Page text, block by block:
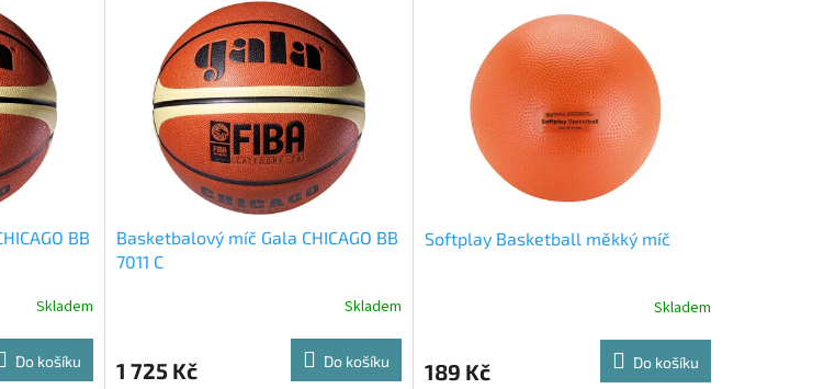
BB
Skladem
Do košíku
Basketbalový míč Gala CHICAGO BB
7011 C
Skladem
1 725 Kč Do košíku
Softplay Basketball měkký míč
Skladem
189 Kč Do košíku